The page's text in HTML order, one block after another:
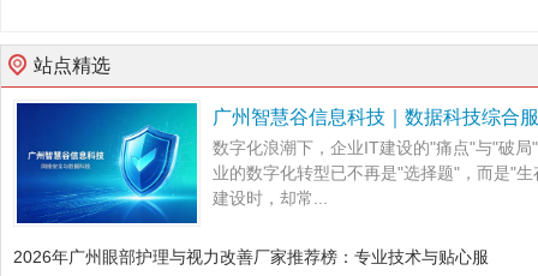
站点精选
广州智慧谷信息科技｜数据科技综合
数字化浪潮下，企业IT建设的"痛点"与"破
业的数字化转型已不再是"选择题"，而是"
建设时，却常...
2026年广州眼部护理与视力改善厂家推荐榜：专业技术与贴心服